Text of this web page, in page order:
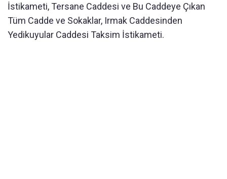
İstikameti, Tersane Caddesi ve Bu Caddeye Çıkan
Tüm Cadde ve Sokaklar, Irmak Caddesinden
Yedikuyular Caddesi Taksim İstikameti.